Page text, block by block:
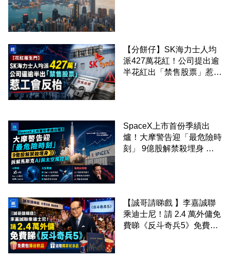
【分餅仔】SK海力士人均
派427萬花紅！公司提出逾
半花紅出「禁售股票」惹工
SpaceX上市首份季績出
爐！大摩警告迎「最危險時
刻」 9億股解禁殺埋身 拆
【誠哥請睇戲 】李嘉誠聯
乘迪士尼！請 2.4 萬外傭免
費睇《反斗奇兵5》免費包